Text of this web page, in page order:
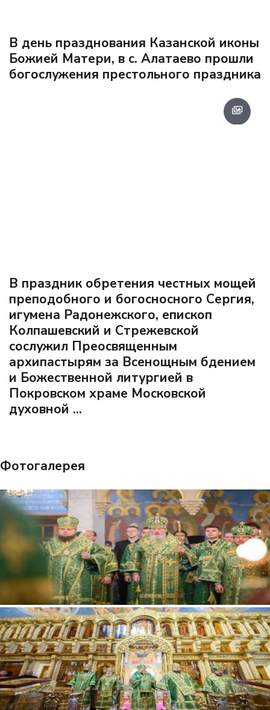
В день празднования Казанской иконы
Божией Матери, в с. Алатаево прошли
богослужения престольного праздника
В праздник обретения честных мощей
преподобного и богосносного Сергия,
игумена Радонежского, епископ
Колпашевский и Стрежевской
сослужил Преосвященным
архипастырям за Всенощным бдением
и Божественной литургией в
Покровском храме Московской
духовной ...
Фотогалерея